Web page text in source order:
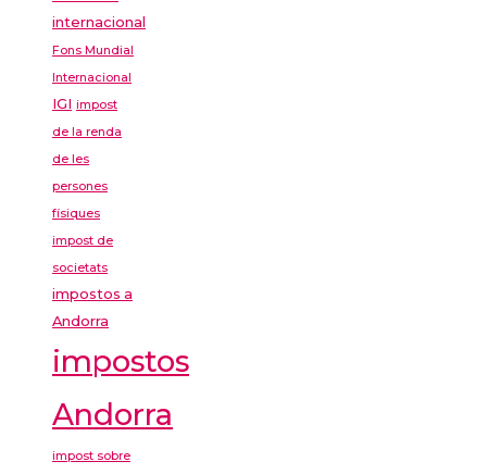
internacional
Fons Mundial
Internacional
IGI impost
de la renda
de les
persones
físiques
impost de
societats
impostos a
Andorra
impostos
Andorra
impost sobre